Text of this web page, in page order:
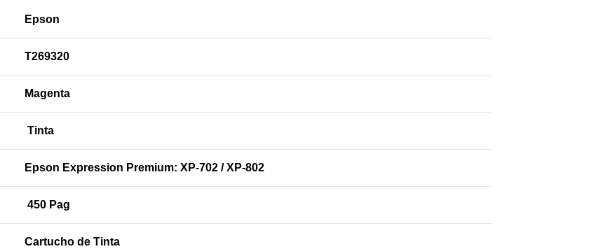
Epson
T269320
Magenta
Tinta
Epson Expression Premium: XP-702 / XP-802
450 Pag
Cartucho de Tinta